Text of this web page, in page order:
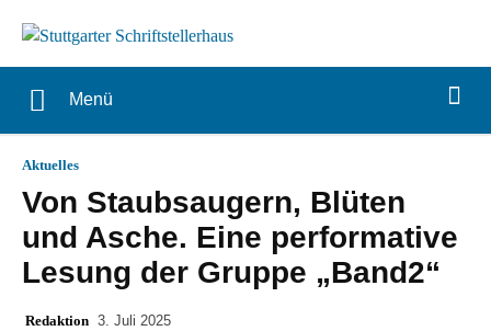
Menü
Aktuelles
Von Staubsaugern, Blüten
und Asche. Eine performative
Lesung der Gruppe „Band2“
Redaktion 3. Juli 2025